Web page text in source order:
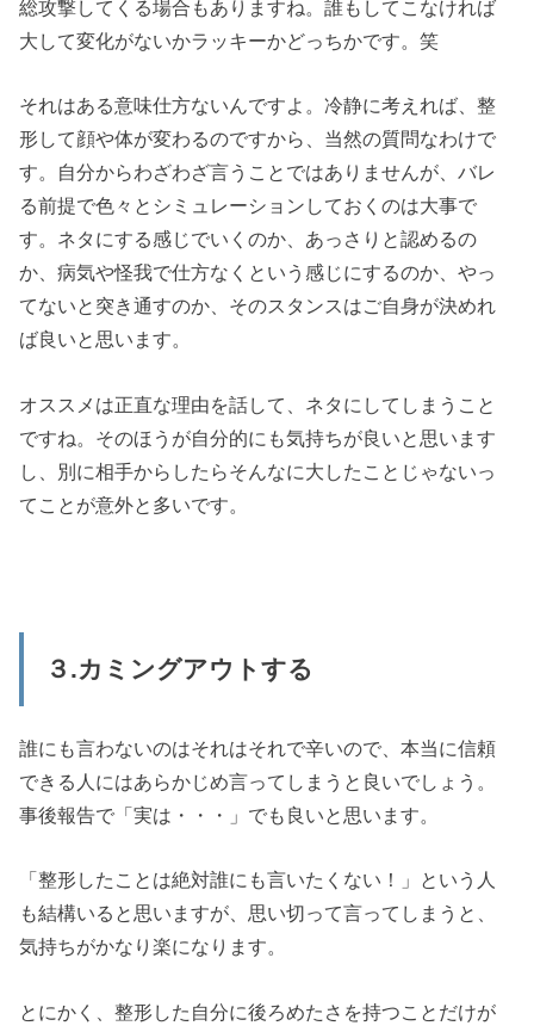
総攻撃してくる場合もありますね。誰もしてこなければ
大して変化がないかラッキーかどっちかです。笑
それはある意味仕方ないんですよ。冷静に考えれば、整
形して顔や体が変わるのですから、当然の質問なわけで
す。自分からわざわざ言うことではありませんが、バレ
る前提で色々とシミュレーションしておくのは大事で
す。ネタにする感じでいくのか、あっさりと認めるの
か、病気や怪我で仕方なくという感じにするのか、やっ
てないと突き通すのか、そのスタンスはご自身が決めれ
ば良いと思います。
オススメは正直な理由を話して、ネタにしてしまうこと
ですね。そのほうが自分的にも気持ちが良いと思います
し、別に相手からしたらそんなに大したことじゃないっ
てことが意外と多いです。
３.カミングアウトする
誰にも言わないのはそれはそれで辛いので、本当に信頼
できる人にはあらかじめ言ってしまうと良いでしょう。
事後報告で「実は・・・」でも良いと思います。
「整形したことは絶対誰にも言いたくない！」という人
も結構いると思いますが、思い切って言ってしまうと、
気持ちがかなり楽になります。
とにかく、整形した自分に後ろめたさを持つことだけが